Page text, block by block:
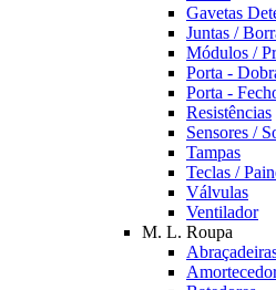
Gavetas
Juntas /
Módulos /
Porta -
Porta -
Resistências
Sensores /
Tampas
Teclas /
Válvulas
Ventilador
M. L. Roupa